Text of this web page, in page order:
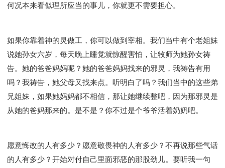
何况本来看似理所应当的事儿，你就更不需要担心。
如果你靠着神的灵做工，你可以做到宰相。我们当中有个老姐妹
说她孙女六岁，每天晚上睡觉就惊醒害怕，让牧师为她孙女祷
告。她的爸爸妈妈呢？她的爸爸妈妈找来的邪灵，我祷告有用
吗？我祷告，她父母又找来点。听明白了吗？我们当中的这些弟
兄姐妹，如果她妈妈都不相信，那让她继续整吧，因为那邪灵是
从她的爸妈那来的。是不是？你不过是个爷爷活着奶奶吧。
愿意悔改的人有多少？愿意敬畏神的人有多少？不再说那些气话
的人有多少？开始对付自己里面邪恶的那股劲儿。要听我一句